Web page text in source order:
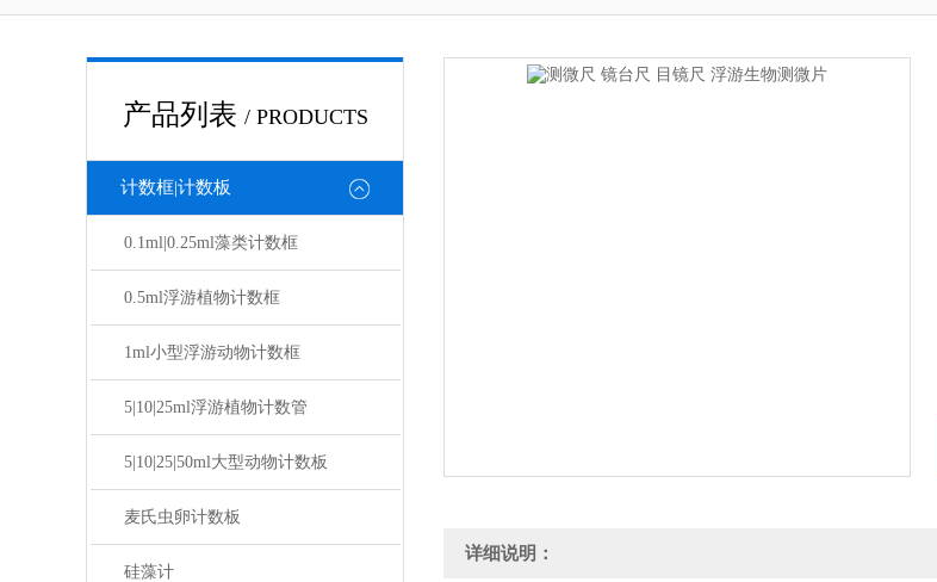
产品列表 / PRODUCTS
计数框|计数板
0.1ml|0.25ml藻类计数框
0.5ml浮游植物计数框
1ml小型浮游动物计数框
5|10|25ml浮游植物计数管
5|10|25|50ml大型动物计数板
麦氏虫卵计数板
硅藻计
详细说明：